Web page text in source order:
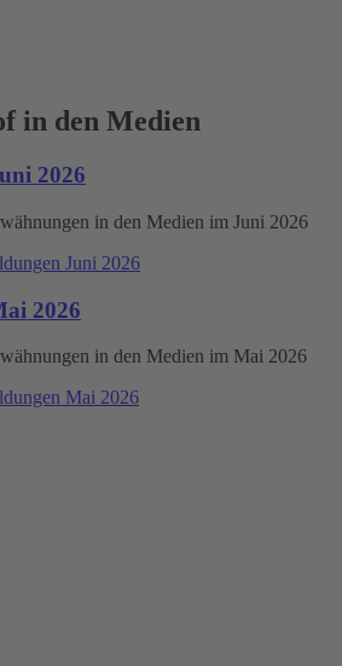
in den Medien
2026
in den Medien im Juni 2026
Juni 2026
2026
in den Medien im Mai 2026
Mai 2026